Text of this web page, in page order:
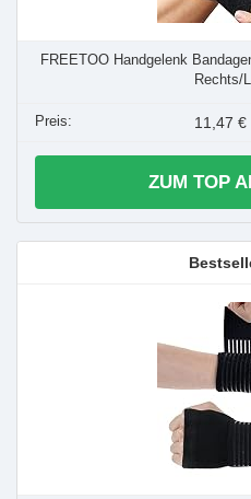
FREETOO Handgelenk
Rechts/
11,47 €
ZUM TOP